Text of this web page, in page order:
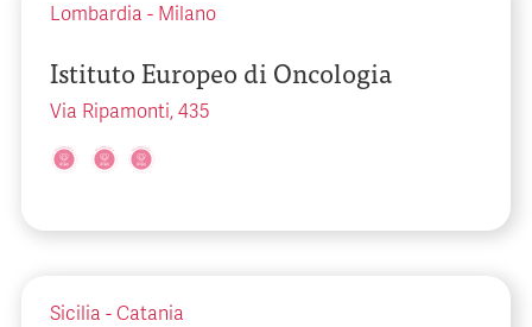
Lombardia - Milano
Istituto Europeo di Oncologia
Via Ripamonti, 435
Sicilia - Catania